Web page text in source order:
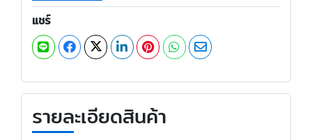
แชร์
รายละเอียดสินค้า